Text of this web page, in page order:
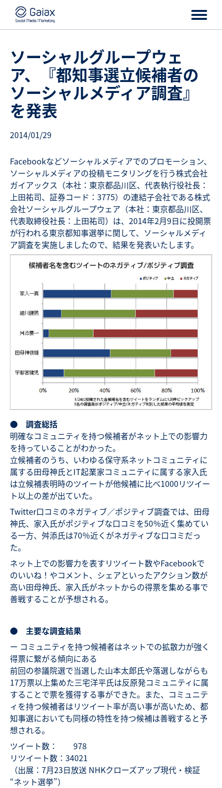
ソーシャルグループウェ
ア、『都知事選立候補者の
ソーシャルメディア調査』
を発表
2014/01/29
Facebookなどソーシャルメディアでのプロモーション、
ソーシャルメディアの投稿モニタリングを行う株式会社
ガイアックス（本社：東京都品川区、代表執行役社長：
上田祐司、証券コード：3775）の連結子会社である株式
会社ソーシャルグループウェア（本社：東京都品川区、
代表取締役社長：上田祐司）は、2014年2月9日に投開票
が行われる東京都知事選挙に関して、ソーシャルメディ
ア調査を実施しましたので、結果を発表いたします。
● 調査総括
明確なコミュニティを持つ候補者がネット上での影響力
を持っていることがわかった。
立候補者のうち、いわゆる保守系ネットコミュニティに
属する田母神氏とIT起業家コミュニティに属する家入氏
は立候補表明時のツイートが他候補に比べ1000リツイー
ト以上の差が出ていた。
Twitter口コミのネガティブ／ポジティブ調査では、田母
神氏、家入氏がポジティブな口コミを50％近く集めてい
る一方、舛添氏は70％近くがネガティブな口コミだっ
た。
ネット上での影響力を表すリツイート数やFacebookで
のいいね！やコメント、シェアといったアクション数が
高い田母神氏、家入氏がネットからの得票を集める事で
善戦することが予想される。
● 主要な調査結果
ー コミュニティを持つ候補者はネットでの拡散力が強く
得票に繋がる傾向にある
前回の参議院選で当選した山本太郎氏や落選しながらも
17万票以上集めた三宅洋平氏は反原発コミュニティに属
することで票を獲得する事ができた。また、コミュニテ
ィを持つ候補者はリツイート率が高い事が高いため、都
知事選においても同様の特性を持つ候補は善戦すると予
想される。
ツイート数： 978
リツイート数：34021
（出展：7月23日放送 NHKクローズアップ現代・検証
“ネット選挙”）